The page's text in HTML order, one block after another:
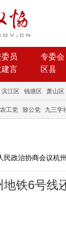
员
专委会
言 区县
滨江区 钱塘区 萧山区
农工党 致公党 九三学
民政治协商会议杭
地铁6号线